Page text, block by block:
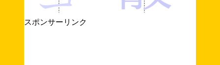
スポンサーリンク